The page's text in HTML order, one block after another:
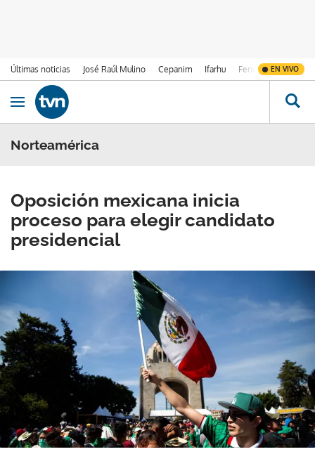
Últimas noticias José Raúl Mulino Cepanim Ifarhu Fenómeno de El
EN VIVO
Ir al contenido
Obrir navegació
Norteamérica
Oposición mexicana inicia
proceso para elegir candidato
presidencial